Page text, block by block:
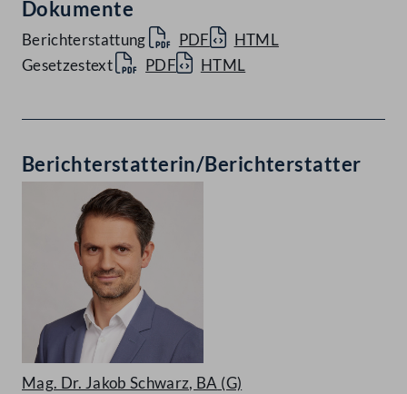
Dokumente
Berichterstattung PDF
HTML
Gesetzestext
PDF HTML
Berichterstatterin/Berichterstatter
Mag. Dr. Jakob Schwarz, BA (G)